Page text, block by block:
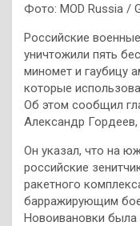
Фото: MOD Russia /
Российские
уничтожили пять
миномет и гаубицу
которые
Об этом сообщил
Александр
Он указал, что на
российские
ракетного
барражирующим
Новоивановки была